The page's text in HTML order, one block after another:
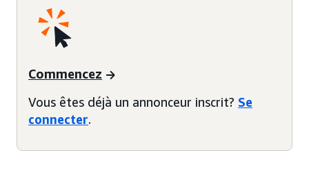
Commencez
Vous êtes déjà un annonceur inscrit? Se
connecter.